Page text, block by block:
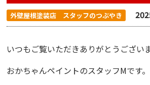
外壁屋根塗装店 スタッフのつぶやき
いつもご覧いただきありがとうございま
おかちゃんペイントのスタッフMです。